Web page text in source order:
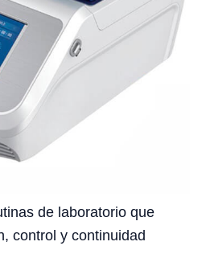
de laboratorio que
control y continuidad